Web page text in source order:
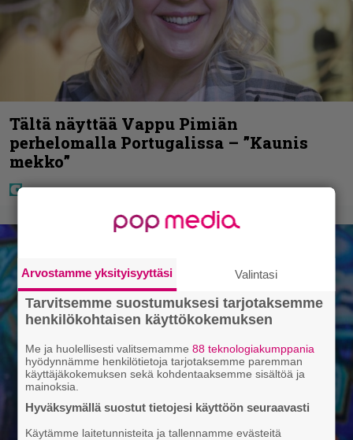
Tältä näyttää Vappu Pimiän
perhelomalla Portugalissa – ”Kaunis
mekko”
Arvostamme yksityisyyttäsi Valintasi
Tarvitsemme suostumuksesi tarjotaksemme
henkilökohtaisen käyttökokemuksen
Me ja huolellisesti valitsemamme88 teknologiakumppania
hyödynnämme henkilötietoja tarjotaksemme paremman
käyttäjäkokemuksen sekä kohdentaaksemme sisältöä ja
mainoksia.
Hyväksymällä suostut tietojesi käyttöön seuraavasti
Käytämme laitetunnisteita ja tallennamme evästeitä